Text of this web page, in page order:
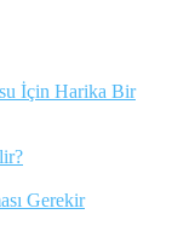
İçin Harika Bir
Gerekir